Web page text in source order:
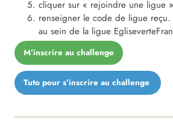
cliquer sur « rejoindre une ligue »
renseigner le code de ligue reçu.
au sein de la ligue
M’inscrire au challenge
Tuto pour s’inscrire au challenge